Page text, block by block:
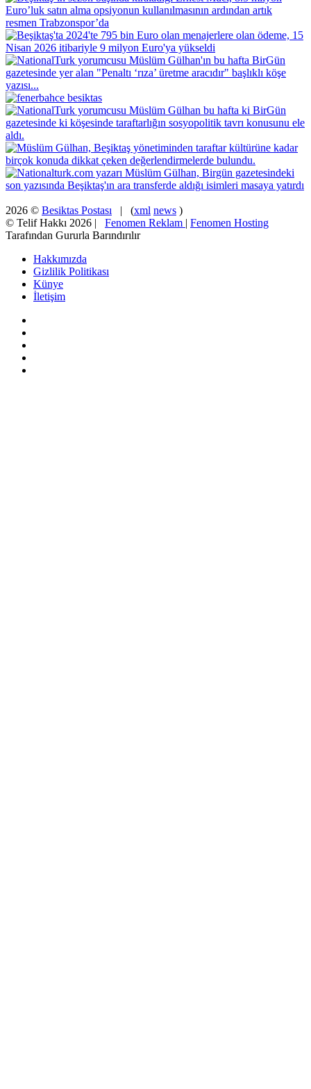
2026 © Besiktas Postası | (xml news )
© Telif Hakkı 2026 | Fenomen Reklam | Fenomen Hosting
Tarafından Gururla Barındırılır
Hakkımızda
Gizlilik Politikası
Künye
İletişim